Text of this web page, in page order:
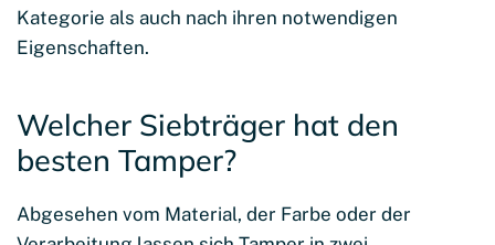
Kategorie als auch nach ihren notwendigen
Eigenschaften.
Welcher Siebträger hat den
besten Tamper?
Abgesehen vom Material, der Farbe oder der